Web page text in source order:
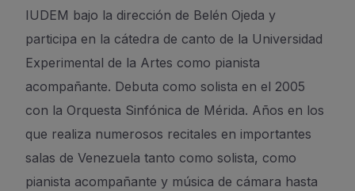
IUDEM bajo la dirección de Belén Ojeda y
participa en la cátedra de canto de la Universidad
Experimental de la Artes como pianista
acompañante. Debuta como solista en el 2005
con la Orquesta Sinfónica de Mérida. Años en los
que realiza numerosos recitales en importantes
salas de Venezuela tanto como solista, como
pianista acompañante y música de cámara hasta